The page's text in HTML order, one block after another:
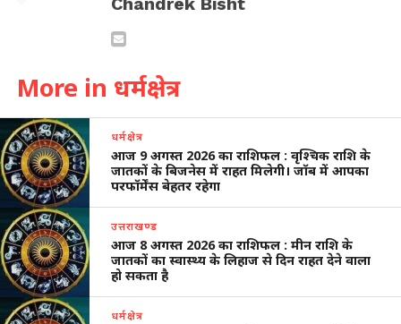
More in धर्मक्षेत्र
धर्मक्षेत्र
आज 9 अगस्त 2026 का राशिफल : वृश्चिक राशि के
जातकों के बिजनेस में राहत मिलेगी। जॉब में आपका
परफॉर्मेंस बेहतर रहेगा
उत्तराखण्ड
आज 8 अगस्त 2026 का राशिफल : मीन राशि के
जातकों का स्वास्थ्य के लिहाज से दिन राहत देने वाला
हो सकता है
धर्मक्षेत्र